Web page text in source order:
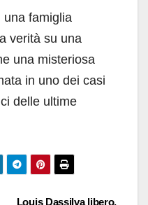
una famiglia
verità su una
una misteriosa
in uno dei casi
delle ultime
Louis Dassilva libero,